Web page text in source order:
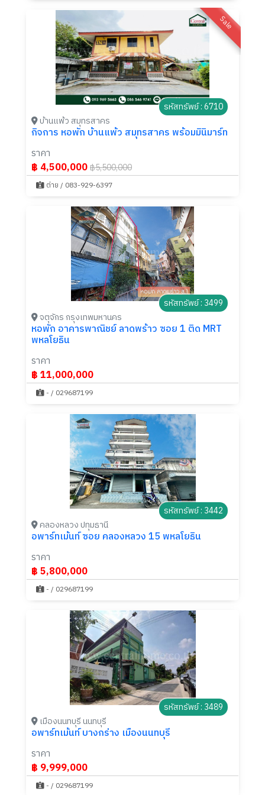
Sale
รหัสทรัพย์ : 6710
บ้านแพ้ว สมุทรสาคร
กิจการ หอพัก บ้านแพ้ว สมุทรสาคร พร้อมมินิมาร์ท
ราคา
฿ 4,500,000฿5,500,000
ต่าย / 083-929-6397
รหัสทรัพย์ : 3499
จตุจักร กรุงเทพมหานคร
หอพัก อาคารพาณิชย์ ลาดพร้าว ซอย 1 ติด MRT
พหลโยธิน
ราคา
฿ 11,000,000
- / 029687199
รหัสทรัพย์ : 3442
คลองหลวง ปทุมธานี
อพาร์ทเม้นท์ ซอย คลองหลวง 15 พหลโยธิน
ราคา
฿ 5,800,000
- / 029687199
รหัสทรัพย์ : 3489
เมืองนนทบุรี นนทบุรี
อพาร์ทเม้นท์ บางกร่าง เมืองนนทบุรี
ราคา
฿ 9,999,000
- / 029687199